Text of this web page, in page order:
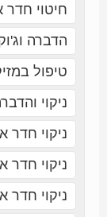
חיטוי
הדברה
טיפול
ניקוי
ניקוי חדר
ניקוי חדר
ניקוי חדר